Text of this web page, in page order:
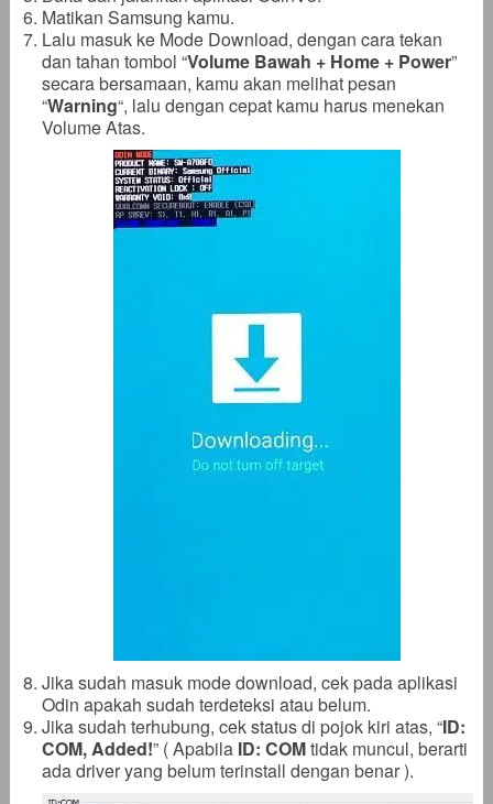
Matikan Samsung kamu.
Lalu masuk ke Mode Download, dengan cara tekan
dan tahan tombol “Volume Bawah + Home + Power”
secara bersamaan, kamu akan melihat pesan
“Warning“, lalu dengan cepat kamu harus menekan
Volume Atas.
Jika sudah masuk mode download, cek pada aplikasi
Odin apakah sudah terdeteksi atau belum.
Jika sudah terhubung, cek status di pojok kiri atas, “ID:
COM, Added!” ( ApabilaID: COMtidak muncul, berarti
ada driver yang belum terinstall dengan benar ).